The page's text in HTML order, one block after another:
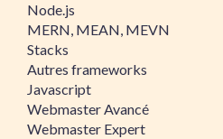
Node.js
MERN, MEAN, MEVN
Stacks
Autres frameworks
Javascript
Webmaster Avancé
Webmaster Expert